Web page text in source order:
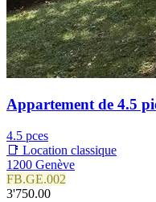
Appartement de 4.5
4.5 pces
📑 Location classique
1200 Genève
FB.GE.002
3'750.00